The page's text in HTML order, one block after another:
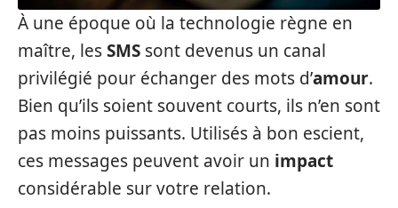
À une époque où la technologie règne en
maître, lesSMS sont devenus un canal
privilégié pour échanger des mots d’amour.
Bien qu’ils soient souvent courts, ils n’en sont
pas moins puissants. Utilisés à bon escient,
ces messages peuvent avoir un impact
considérable sur votre relation.